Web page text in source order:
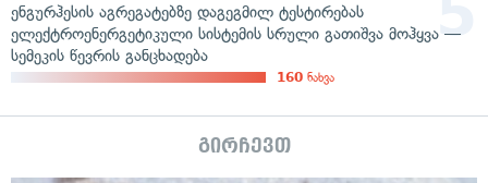
ენგურჰესის აგრეგატებზე დაგეგმილ ტესტირებას
ელექტროენერგეტიკული სისტემის სრული გათიშვა მოჰყვა —
სემეკის წევრის განცხადება
160 ნახვა
გირჩევთ